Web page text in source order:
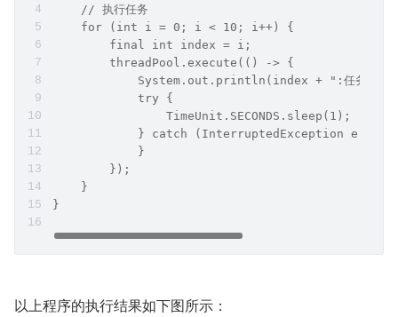
    // 执行任务
    for (int i = 0; i < 10; i++) {
        final int index = i;
        threadPool.execute(() -> {
System.out.println(index + ":任务被执
            try {
                TimeUnit.SECONDS.sleep(1);
            } catch (InterruptedException e) {
            }
        });
    }
}
以上程序的执行结果如下图所示：